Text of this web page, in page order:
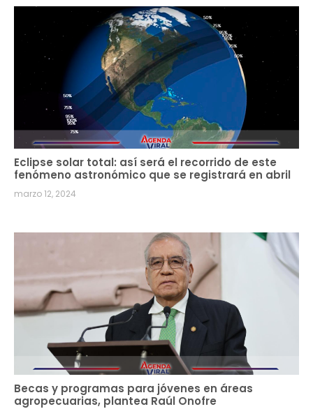
Eclipse solar total: así será el recorrido de este
fenómeno astronómico que se registrará en abril
marzo 12, 2024
Becas y programas para jóvenes en áreas
agropecuarias, plantea Raúl Onofre